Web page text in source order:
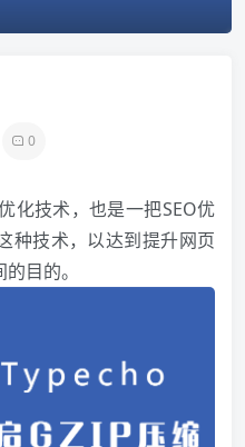
0
化技术，也是一把SEO优
种技术，以达到提升网页
目的。